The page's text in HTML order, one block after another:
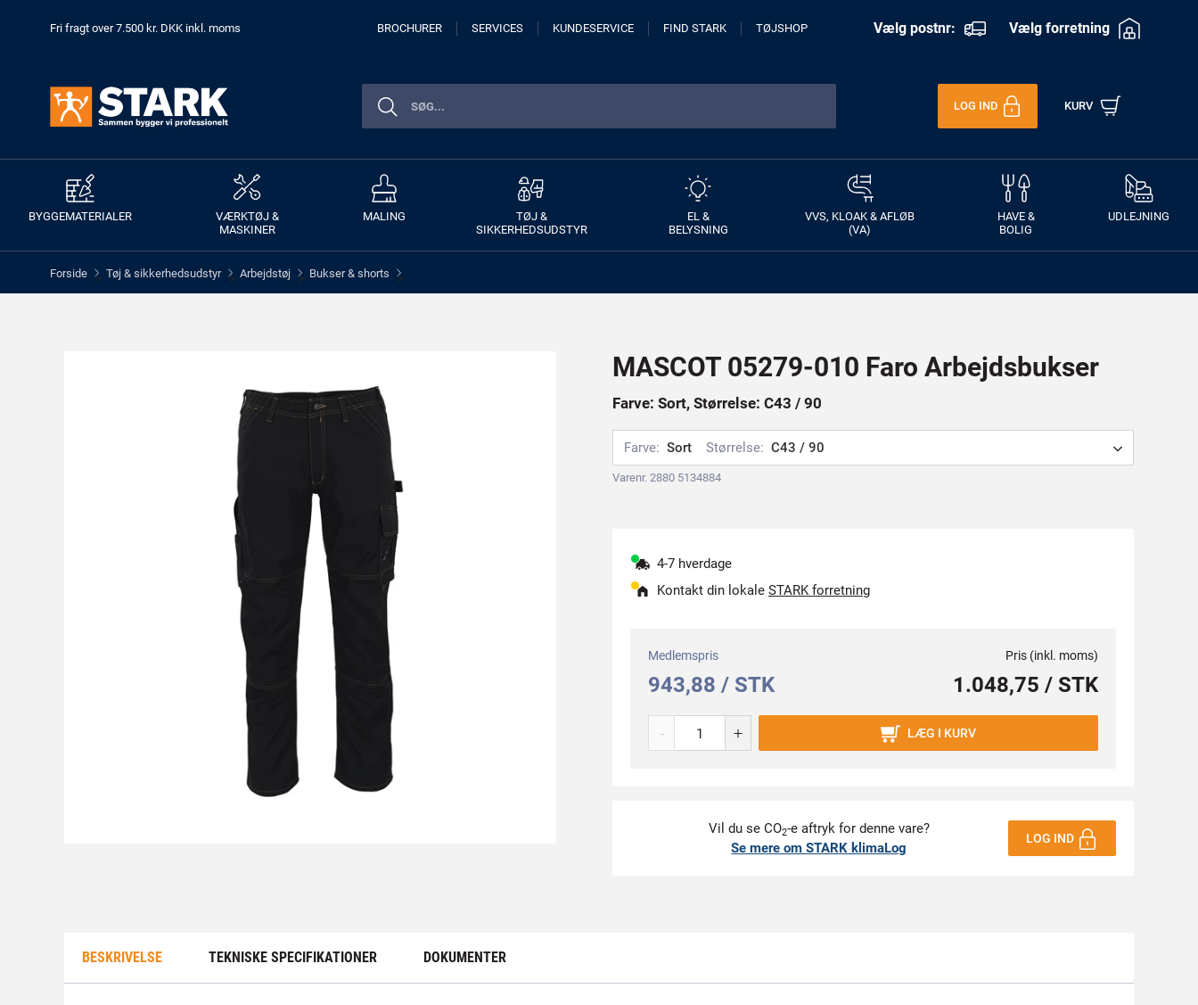
Fri fragt over 7.500 kr. DKK inkl. moms BROCHURER SERVICES KUNDESERVICE FIND STARK TØJSHOP Vælg postnr: Vælg forretning
LOG IND KURV
BYGGEMATERIALER
VÆRKTØJ &
MASKINER
MALING
TØJ &
SIKKERHEDSUDSTYR
EL &
BELYSNING
VVS, KLOAK & AFLØB
(VA)
HAVE &
BOLIG
UDLEJNING
Forside > Tøj & sikkerhedsudstyr > Arbejdstøj > Bukser & shorts >
MASCOT 05279-010 Faro Arbejdsbukser
Farve: Sort, Størrelse: C43 / 90
Farve: Sort Størrelse: C43 / 90
Varenr. 2880 5134884
4-7 hverdage
Kontakt din lokale STARK forretning
Medlemspris
943,88 / STK
Pris (inkl. moms)
1.048,75 / STK
- + LÆG I KURV
Vil du se CO2-e aftryk for denne vare?
Se mere om STARK klimaLog
LOG IND
BESKRIVELSE TEKNISKE SPECIFIKATIONER DOKUMENTER